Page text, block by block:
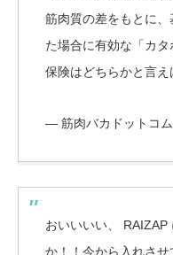
筋肉質の差をもとに
た場合に有効な「カ
保険はどちらかと言え
— 筋肉バカドットコ
おいいいい、
か！！今から入れさ